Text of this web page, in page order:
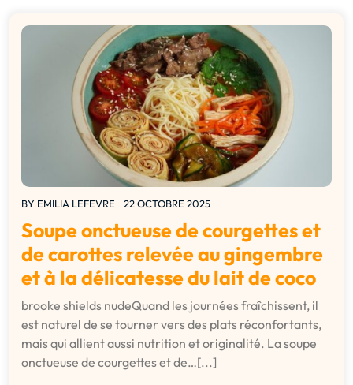
BY EMILIA LEFEVRE 22 OCTOBRE 2025
Soupe onctueuse de courgettes et
de carottes relevée au gingembre
et à la délicatesse du lait de coco
brooke shields nudeQuand les journées fraîchissent, il
est naturel de se tourner vers des plats réconfortants,
mais qui allient aussi nutrition et originalité. La soupe
onctueuse de courgettes et de…[...]